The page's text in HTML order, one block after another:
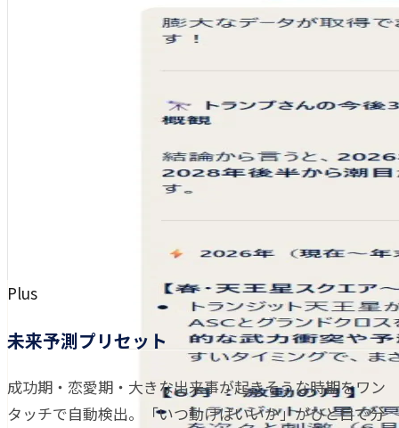
Plus
未来予測プリセット
成功期・恋愛期・大きな出来事が起きそうな時期をワン
タッチで自動検出。「いつ動けばいいか」がひと目で分